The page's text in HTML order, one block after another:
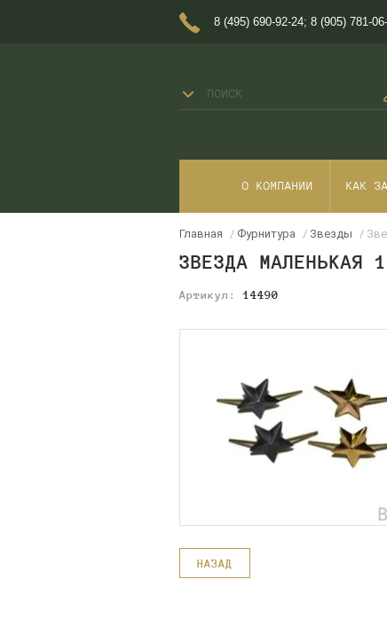
8 (495) 690-92-24; 8 (905) 781-
О КОМПАНИИ КАК
Главная / Фурнитура / Звезды /
ЗВЕЗДА МАЛЕНЬКАЯ
Артикул: 14490
НАЗАД